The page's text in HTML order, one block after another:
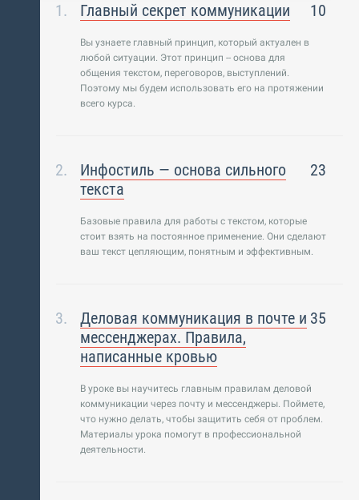
Главный секрет коммуникации 10
Вы узнаете главный принцип, который актуален в
любой ситуации. Этот принцип -- основа для
общения текстом, переговоров, выступлений.
Поэтому мы будем использовать его на протяжении
всего курса.
Инфостиль — основа сильного
текста
23
Базовые правила для работы с текстом, которые
стоит взять на постоянное применение. Они сделают
ваш текст цепляющим, понятным и эффективным.
Деловая коммуникация в почте и
мессенджерах. Правила,
написанные кровью
35
В уроке вы научитесь главным правилам деловой
коммуникации через почту и мессенджеры. Поймете,
что нужно делать, чтобы защитить себя от проблем.
Материалы урока помогут в профессиональной
деятельности.